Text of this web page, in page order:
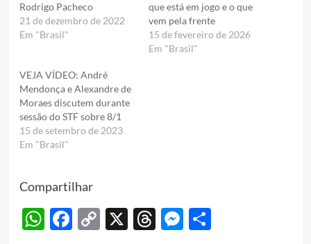
Rodrigo Pacheco
21 de dezembro de 2022
Em "Brasil"
que está em jogo e o que
vem pela frente
15 de fevereiro de 2026
Em "Brasil"
VEJA VÍDEO: André
Mendonça e Alexandre de
Moraes discutem durante
sessão do STF sobre 8/1
15 de setembro de 2023
Em "Brasil"
Compartilhar
WhatsApp
Facebook
Copy
X Threads
Messenger
Share